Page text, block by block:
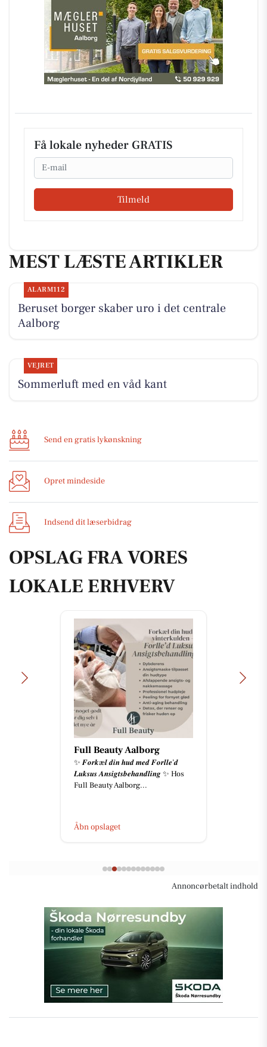
Få lokale nyheder GRATIS
Email
Tilmeld
MEST LÆSTE ARTIKLER
ALARM112
Beruset borger skaber uro i det centrale
Aalborg
VEJRET
Sommerluft med en våd kant
Send en gratis lykønskning
Opret mindeside
Indsend dit læserbidrag
OPSLAG FRA VORES
LOKALE ERHVERV
Full Beauty Aalborg
✨ 𝑭𝒐𝒓𝒌æ𝒍 𝒅𝒊𝒏 𝒉𝒖𝒅 𝒎𝒆𝒅 𝑭𝒐𝒓𝒍𝒍𝒆’𝒅
𝑳𝒖𝒌𝒔𝒖𝒔 𝑨𝒏𝒔𝒊𝒈𝒕𝒔𝒃𝒆𝒉𝒂𝒏𝒅𝒍𝒊𝒏𝒈 ✨ Hos
Full Beauty Aalborg...
Åbn opslaget
Annoncørbetalt indhold